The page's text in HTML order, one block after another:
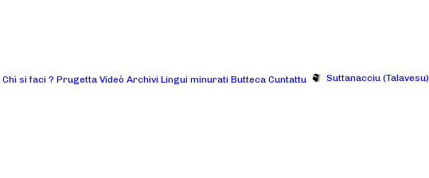
Chì si faci ? Prugetta Videò Archivi Lingui minurati Butteca Cuntattu Suttanacciu (Talavesu)